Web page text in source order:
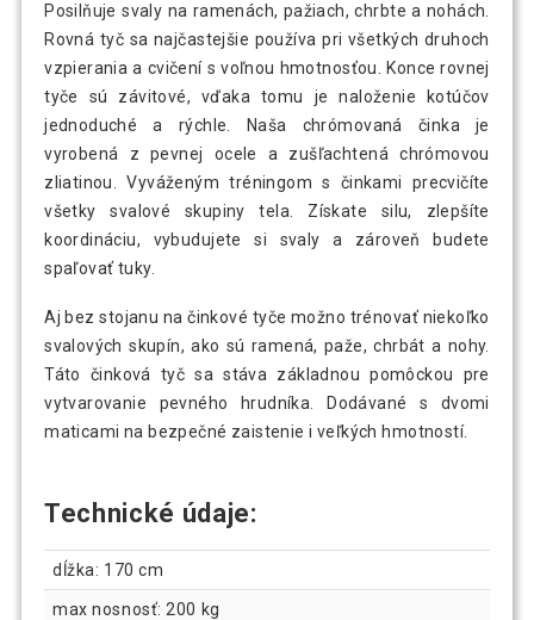
Posilňuje svaly na ramenách, pažiach, chrbte a nohách.
Rovná tyč sa najčastejšie používa pri všetkých druhoch
vzpierania a cvičení s voľnou hmotnosťou. Konce rovnej
tyče sú závitové, vďaka tomu je naloženie kotúčov
jednoduché a rýchle. Naša chrómovaná činka je
vyrobená z pevnej ocele a zušľachtená chrómovou
zliatinou. Vyváženým tréningom s činkami precvičíte
všetky svalové skupiny tela. Získate silu, zlepšíte
koordináciu, vybudujete si svaly a zároveň budete
spaľovať tuky.
Aj bez stojanu na činkové tyče možno trénovať niekoľko
svalových skupín, ako sú ramená, paže, chrbát a nohy.
Táto činková tyč sa stáva základnou pomôckou pre
vytvarovanie pevného hrudníka. Dodávané s dvomi
maticami na bezpečné zaistenie i veľkých hmotností.
Technické údaje:
dĺžka: 170 cm
max nosnosť: 200 kg